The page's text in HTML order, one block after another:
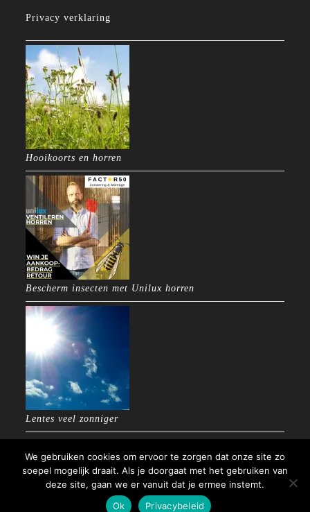
Privacy verklaring
Hooikoorts en horren
Bescherm insecten met Unilux horren
Lentes veel zonniger
Copyright 2025 - Factor50 Zonwering & Montage
Ontwikkeld door: Plasmeijer Webdesign
We gebruiken cookies om ervoor te zorgen dat onze site zo
soepel mogelijk draait. Als je doorgaat met het gebruiken van
deze site, gaan we er vanuit dat je ermee instemt.
Ok
Privacybeleid